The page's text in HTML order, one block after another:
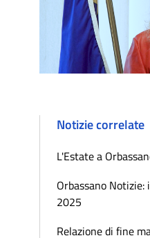
Notizie correlate
L'Estate a
Orbassano
2025
Relazione di fine